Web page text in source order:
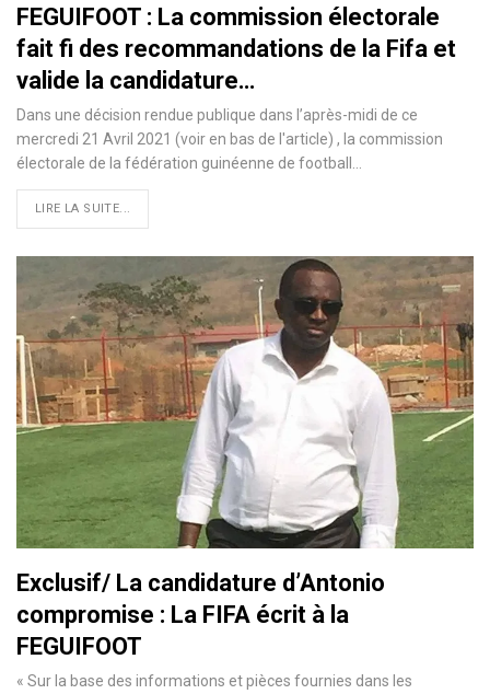
FEGUIFOOT : La commission électorale
fait fi des recommandations de la Fifa et
valide la candidature…
Dans une décision rendue publique dans l’après-midi de ce
mercredi 21 Avril 2021 (voir en bas de l'article) , la commission
électorale de la fédération guinéenne de football
LIRE LA SUITE...
Exclusif/ La candidature d’Antonio
compromise : La FIFA écrit à la
FEGUIFOOT
« Sur la base des informations et pièces fournies dans les